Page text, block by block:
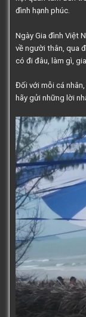
đình hạnh phúc.
Ngày Gia đình Việt
về người thân, qua
có đi đâu, làm gì,
Đối với mỗi cá
hãy gửi những lời